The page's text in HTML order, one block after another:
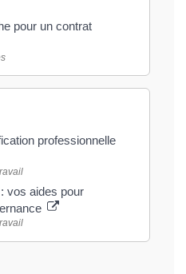
pour un contrat
professionnelle
vos aides pour